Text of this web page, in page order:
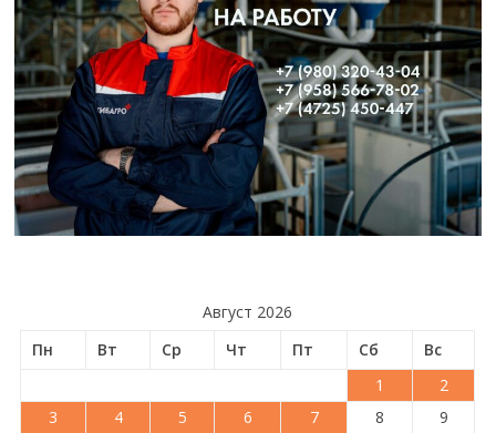
Август 2026
Пн
Вт Ср Чт Пт Сб
Вс
1
2
3
4 5 6 7 8
9